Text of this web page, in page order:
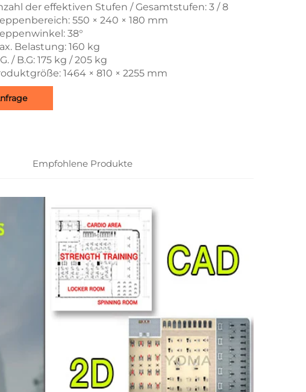
der effektiven Stufen / Gesamtstufen: 3 / 8
550 × 240 × 180 mm
38°
Belastung: 160 kg
/ B.G: 175 kg / 205 kg
1464 × 810 × 2255 mm
Empfohlene Produkte